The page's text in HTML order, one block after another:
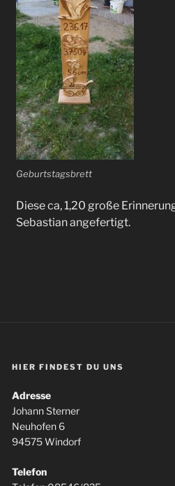
Geburtstagsbrett
Diese ca, 1,20 große
Sebastian angefertigt.
HIER FINDEST DU UNS
Adresse
Johann Sterner
Neuhofen 6
94575 Windorf
Telefon